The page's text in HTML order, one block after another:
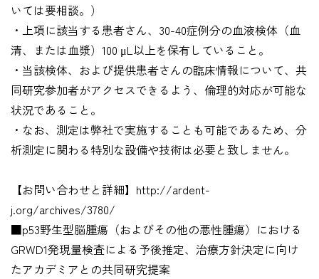
いては要相談。）
・上項に該当する患者さん、30-40症例分の血液検体（血
清、または血漿）100 μL以上を保有していること。
・当該検体、および提供患者さんの臨床情報について、共
同研究参加者がアクセスできるよう、倫理的対応が可能な
状況であること。
・なお、測定は弊社で実施することも可能であるため、分
析測定に関わる特別な設備や技術は必要と致しません。
【お問い合わせと詳細】http://ardent-
j.org/archives/3780/
■p53野生型脳腫瘍（およびその他の悪性腫瘍）における
GRWD1発現量検査による予後推定、治療方針決定に向け
たアカデミアとの共同研究提案